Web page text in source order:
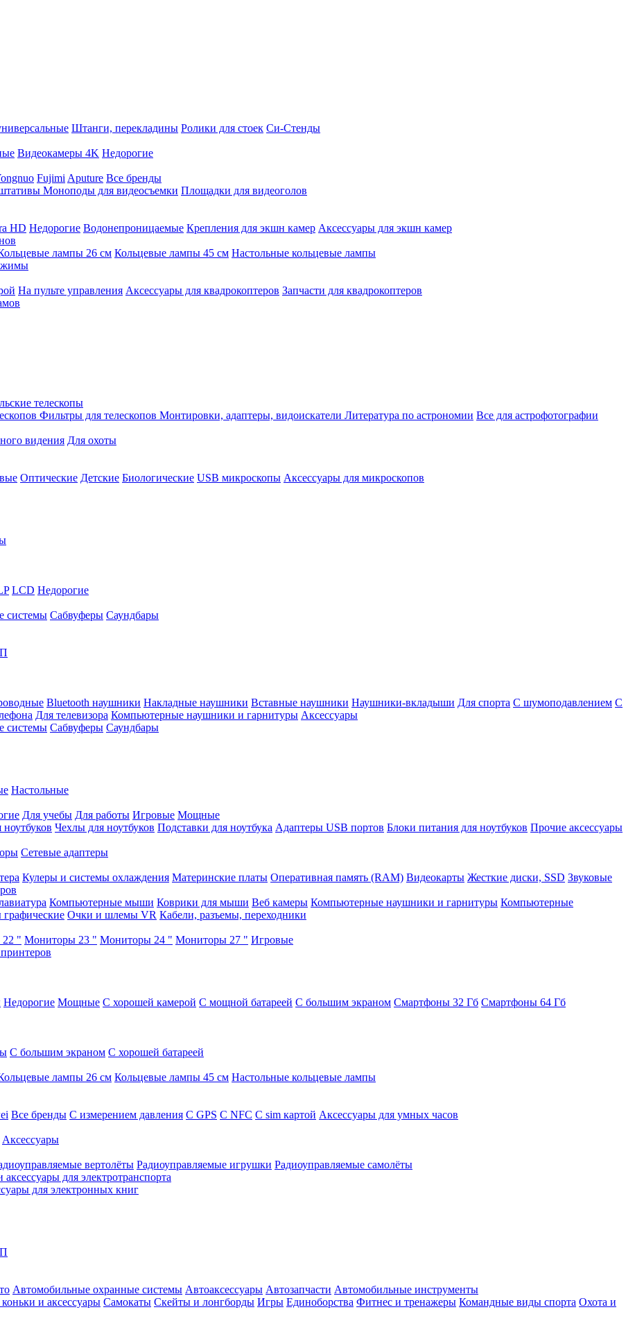
Штанги, перекладины Ролики для стоек Си-Стенды
Видеокамеры 4K Недорогие
Fujimi Aputure Все бренды
Моноподы для видеосъемки Площадки для видеоголов
HD Недорогие Водонепроницаемые Крепления для экшн камер Аксессуары для экшн камер
лампы 26 см Кольцевые лампы 45 см Настольные кольцевые лампы
На пульте управления Аксессуары для квадрокоптеров Запчасти для квадрокоптеров
телескопы
Фильтры для телескопов Монтировки, адаптеры, видоискатели Литература по астрономии Все для астрофотографии
видения Для охоты
Оптические Детские Биологические USB микроскопы Аксессуары для микроскопов
LCD Недорогие
системы Сабвуферы Саундбары
Bluetooth наушники Накладные наушники Вставные наушники Наушники-вкладыши Для спорта С шумоподавлением С
Для телевизора Компьютерные наушники и гарнитуры Аксессуары
системы Сабвуферы Саундбары
Настольные
Для учебы Для работы Игровые Мощные
Чехлы для ноутбуков Подставки для ноутбука Адаптеры USB портов Блоки питания для ноутбуков Прочие аксессуары
Сетевые адаптеры
Кулеры и системы охлаждения Материнские платы Оперативная память (RAM) Видеокарты Жесткие диски, SSD Звуковые
Компьютерные мыши Коврики для мыши Веб камеры Компьютерные наушники и гарнитуры Компьютерные
Очки и шлемы VR Кабели, разъемы, переходники
" Мониторы 23 " Мониторы 24 " Мониторы 27 " Игровые
Недорогие Мощные С хорошей камерой С мощной батареей С большим экраном Смартфоны 32 Гб Смартфоны 64 Гб
С большим экраном С хорошей батареей
лампы 26 см Кольцевые лампы 45 см Настольные кольцевые лампы
Все бренды C измерением давления C GPS C NFC C sim картой Аксессуары для умных часов
Аксессуары
вертолёты Радиоуправляемые игрушки Радиоуправляемые самолёты
аксессуары для электротранспорта
для электронных книг
Автомобильные охранные системы Автоаксессуары Автозапчасти Автомобильные инструменты
и аксессуары Самокаты Скейты и лонгборды Игры Единоборства Фитнес и тренажеры Командные виды спорта Охота и